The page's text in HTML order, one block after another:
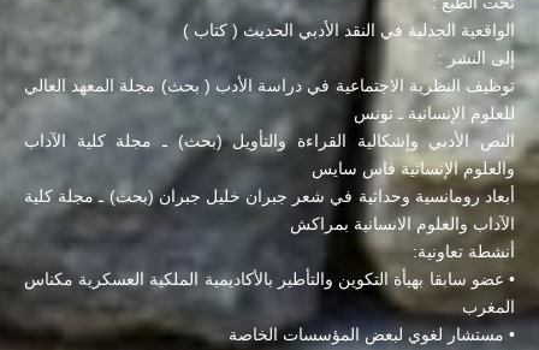
الواقعية الجدلية في النقد الأدبي الحديث ( كتاب )
إلى النشر :
توظيف النظرية الاجتماعية في دراسة الأدب ( بحث) مجلة المعهد العالي
للعلوم الإنسانية ـ تونس
النص الأدبي وإشكالية القراءة والتأويل (بحث) ـ مجلة كلية الآداب
والعلوم الإنسانية فاس سايس
أبعاد رومانسية وحداثية في شعر جبران خليل جبران (بحث) ـ مجلة كلية
الآداب والعلوم الانسانية بمراكش
أنشطة تعاونية:
• عضو سابقا بهيأة التكوين والتأطير بالأكاديمية الملكية العسكرية مكناس
المغرب
• مستشار لغوي لبعض المؤسسات الخاصة